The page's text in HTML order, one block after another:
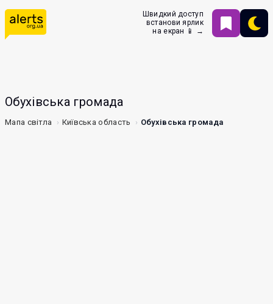
Швидкий доступ
встанови ярлик
на екран 📱 →
Обухівська громада
Мапа світла Київська область Обухівська громада